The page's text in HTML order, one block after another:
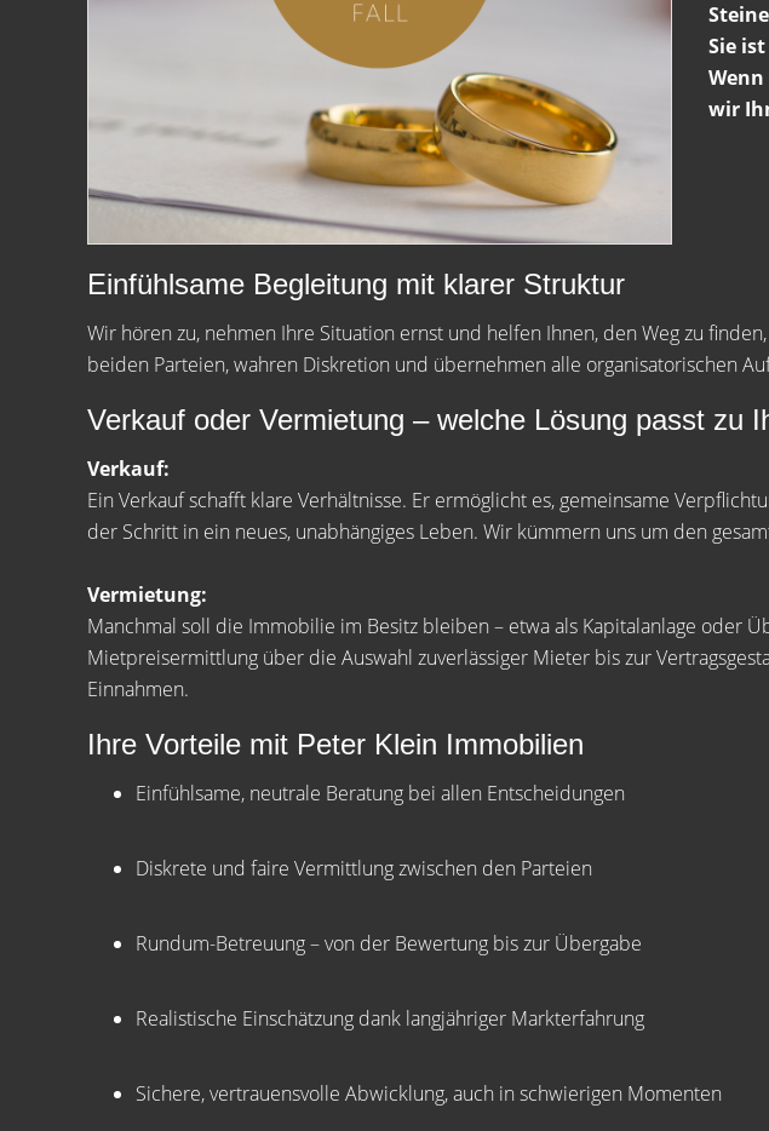
Sie
wir
Einfühlsame Begleitung mit klarer Struktur
Wir hören zu, nehmen Ihre Situation ernst und helfen Ihnen, den Weg zu
beiden Parteien, wahren Diskretion und übernehmen alle organisatorischen
Verkauf oder Vermietung – welche Lösung passt zu
Verkauf:
Ein Verkauf schafft klare Verhältnisse. Er ermöglicht es, gemeinsame
der Schritt in ein neues, unabhängiges Leben. Wir kümmern uns um den
Vermietung:
Manchmal soll die Immobilie im Besitz bleiben – etwa als Kapitalanlage oder
Mietpreisermittlung über die Auswahl zuverlässiger Mieter bis zur
Einnahmen.
Ihre Vorteile mit Peter Klein Immobilien
Einfühlsame, neutrale Beratung bei allen Entscheidungen
Diskrete und faire Vermittlung zwischen den Parteien
Rundum-Betreuung – von der Bewertung bis zur Übergabe
Realistische Einschätzung dank langjähriger Markterfahrung
Sichere, vertrauensvolle Abwicklung, auch in schwierigen Momenten